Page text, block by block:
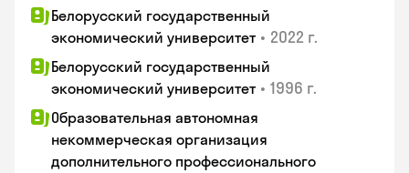
Белорусский государственный
экономический университет • 2022 г.
Белорусский государственный
экономический университет • 1996 г.
Образовательная автономная
некоммерческая организация
дополнительного профессионального